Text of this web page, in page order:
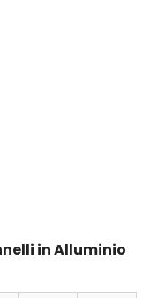
in Alluminio